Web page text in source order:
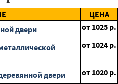
ЦЕНА
двери
от 1025 р.
от 1024 р.
двери от 1020 р.